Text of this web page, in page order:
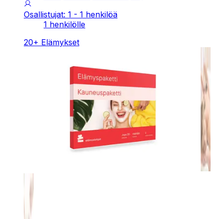
Osallistujat: 1 - 1 henkilöä
1 henkilölle
20+ Elämykset